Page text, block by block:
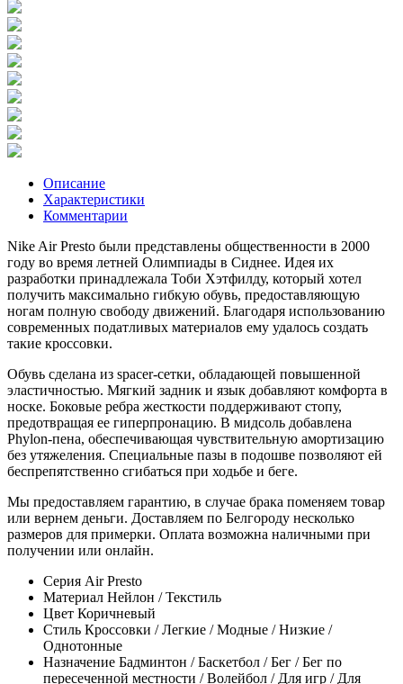
Описание
Характеристики
Комментарии
Nike Air Presto были представлены общественности в 2000
году во время летней Олимпиады в Сиднее. Идея их
разработки принадлежала Тоби Хэтфилду, который хотел
получить максимально гибкую обувь, предоставляющую
ногам полную свободу движений. Благодаря использованию
современных податливых материалов ему удалось создать
такие кроссовки.
Обувь сделана из spacer-сетки, обладающей повышенной
эластичностью. Мягкий задник и язык добавляют комфорта в
носке. Боковые ребра жесткости поддерживают стопу,
предотвращая ее гиперпронацию. В мидсоль добавлена
Phylon-пена, обеспечивающая чувствительную амортизацию
без утяжеления. Специальные пазы в подошве позволяют ей
беспрепятственно сгибаться при ходьбе и беге.
Мы предоставляем гарантию, в случае брака поменяем товар
или вернем деньги. Доставляем по Белгороду несколько
размеров для примерки. Оплата возможна наличными при
получении или онлайн.
Серия Air Presto
Материал Нейлон / Текстиль
Цвет Коричневый
Стиль Кроссовки / Легкие / Модные / Низкие /
Однотонные
Назначение Бадминтон / Баскетбол / Бег / Бег по
пересеченной местности / Волейбол / Для игр / Для